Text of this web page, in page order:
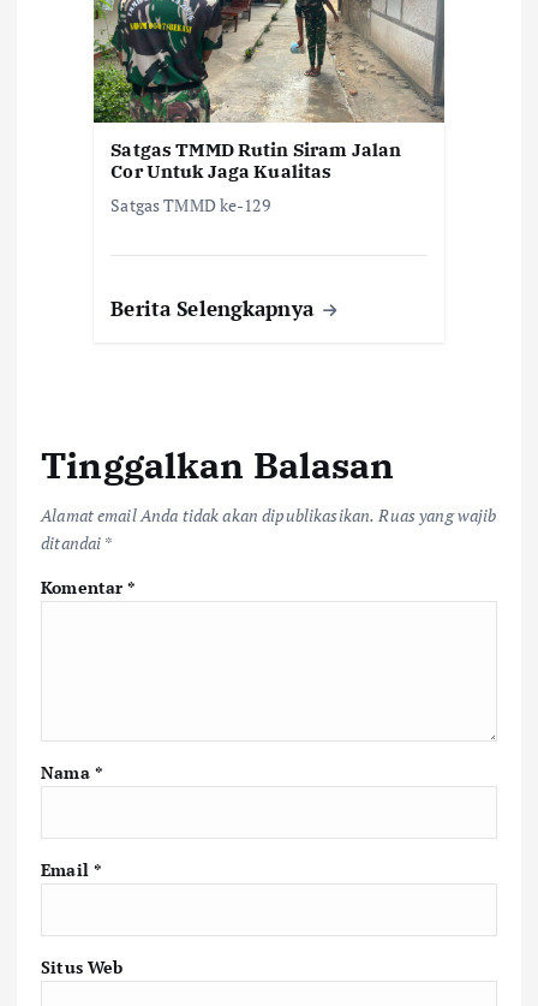
Satgas TMMD Rutin Siram Jalan
Cor Untuk Jaga Kualitas
Satgas TMMD ke-129
Berita Selengkapnya
Tinggalkan Balasan
Alamat email Anda tidak akan dipublikasikan. Ruas yang wajib
ditandai *
Komentar*
Nama *
Email *
Situs Web